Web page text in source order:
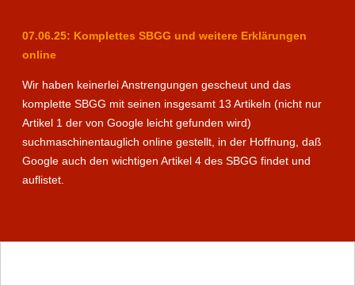
07.06.25: Komplettes SBGG und weitere Erklärungen
online
Wir haben keinerlei Anstrengungen gescheut und das
komplette SBGG mit seinen insgesamt 13 Artikeln (nicht nur
Artikel 1 der von Google leicht gefunden wird)
suchmaschinentauglich online gestellt, in der Hoffnung, daß
Google auch den wichtigen Artikel 4 des SBGG findet und
auflistet.